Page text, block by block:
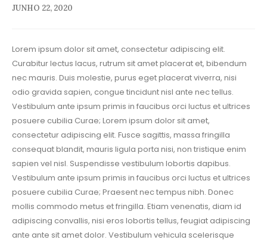
JUNHO 22, 2020
Lorem ipsum dolor sit amet, consectetur adipiscing elit.
Curabitur lectus lacus, rutrum sit amet placerat et, bibendum
nec mauris. Duis molestie, purus eget placerat viverra, nisi
odio gravida sapien, congue tincidunt nisl ante nec tellus.
Vestibulum ante ipsum primis in faucibus orci luctus et ultrices
posuere cubilia Curae; Lorem ipsum dolor sit amet,
consectetur adipiscing elit. Fusce sagittis, massa fringilla
consequat blandit, mauris ligula porta nisi, non tristique enim
sapien vel nisl. Suspendisse vestibulum lobortis dapibus.
Vestibulum ante ipsum primis in faucibus orci luctus et ultrices
posuere cubilia Curae; Praesent nec tempus nibh. Donec
mollis commodo metus et fringilla. Etiam venenatis, diam id
adipiscing convallis, nisi eros lobortis tellus, feugiat adipiscing
ante ante sit amet dolor. Vestibulum vehicula scelerisque